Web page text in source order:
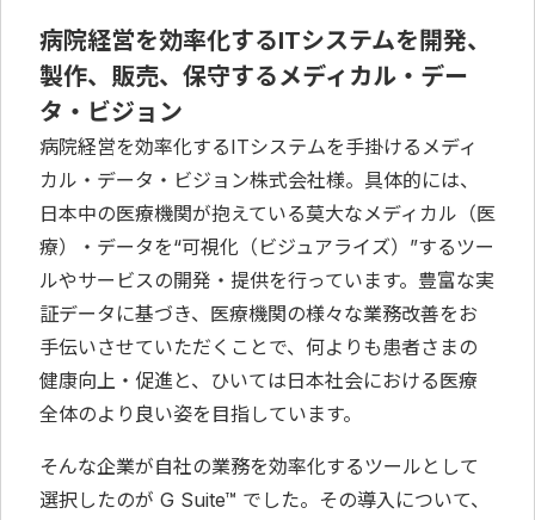
病院経営を効率化するITシステムを開発、
製作、販売、保守するメディカル・デー
タ・ビジョン
病院経営を効率化するITシステムを手掛けるメディ
カル・データ・ビジョン株式会社様。具体的には、
日本中の医療機関が抱えている莫大なメディカル（医
療）・データを“可視化（ビジュアライズ）”するツー
ルやサービスの開発・提供を行っています。豊富な実
証データに基づき、医療機関の様々な業務改善をお
手伝いさせていただくことで、何よりも患者さまの
健康向上・促進と、ひいては日本社会における医療
全体のより良い姿を目指しています。
そんな企業が自社の業務を効率化するツールとして
選択したのが G Suite™ でした。その導入について、